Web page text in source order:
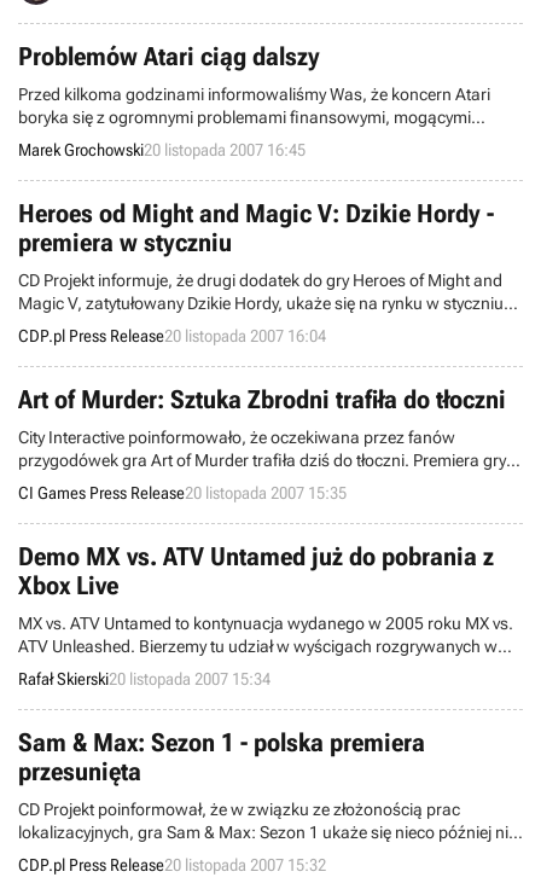
Problemów Atari ciąg dalszy
Przed kilkoma godzinami informowaliśmy Was, że koncern Atari
boryka się z ogromnymi problemami finansowymi, mogącymi
doprowadzić do jego bankructwa. Nic więc dziwnego, że winny całej
sprawie amerykański oddział firmy szuka desperacko rozwiązań,
które umożliwiłyby mu wyjście na prostą. Okazuje się jednak, że
pozyskanie funduszy na uratowanie korporacji nie należy do
najłatwiejszych rzeczy.
Marek Grochowski20 listopada 2007 16:45
Heroes od Might and Magic V: Dzikie Hordy -
premiera w styczniu
CD Projekt informuje, że drugi dodatek do gry Heroes of Might and
Magic V, zatytułowany Dzikie Hordy, ukaże się na rynku w styczniu
2008 roku.
CDP.pl Press Release20 listopada 2007 16:04
Art of Murder: Sztuka Zbrodni trafiła do tłoczni
City Interactive poinformowało, że oczekiwana przez fanów
przygodówek gra Art of Murder trafiła dziś do tłoczni. Premiera gry
odbędzie się zatem zgodnie z planem wydawniczym i
wcześniejszymi zapowiedziami. Art of Murder trafi na rynek 1
grudnia.
CI Games Press Release20 listopada 2007 15:35
Demo MX vs. ATV Untamed już do pobrania z
Xbox Live
MX vs. ATV Untamed to kontynuacja wydanego w 2005 roku MX vs.
ATV Unleashed. Bierzemy tu udział w wyścigach rozgrywanych w
trudnym terenie, zasiadając między innymi za sterami motocykli
enduro, quadów, czy też specjalnie przygotowanych do tego celu aut
terenowych. Wersja demonstracyjna produkcji od Rainbow Studios
zagościła właśnie na Xbox Live.
Rafał Skierski20 listopada 2007 15:34
Sam & Max: Sezon 1 - polska premiera
przesunięta
CD Projekt poinformował, że w związku ze złożonością prac
lokalizacyjnych, gra Sam & Max: Sezon 1 ukaże się nieco później niż
zakładano - w styczniu 2008. Powodem przesunięcia premiery jest
chęć zapewnienia przez wydawcę jak najwyższej jakości
CDP.pl Press Release20 listopada 2007 15:32